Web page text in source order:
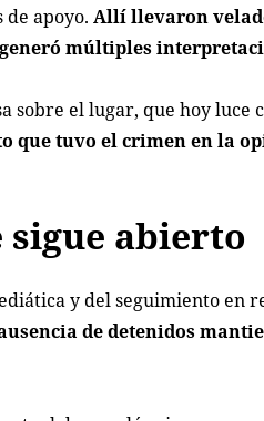
de apoyo.Allí llevaron
múltiples
sobre el lugar, que hoy
que tuvo el crimen en la
sigue abierto
y del seguimiento en
de detenidos